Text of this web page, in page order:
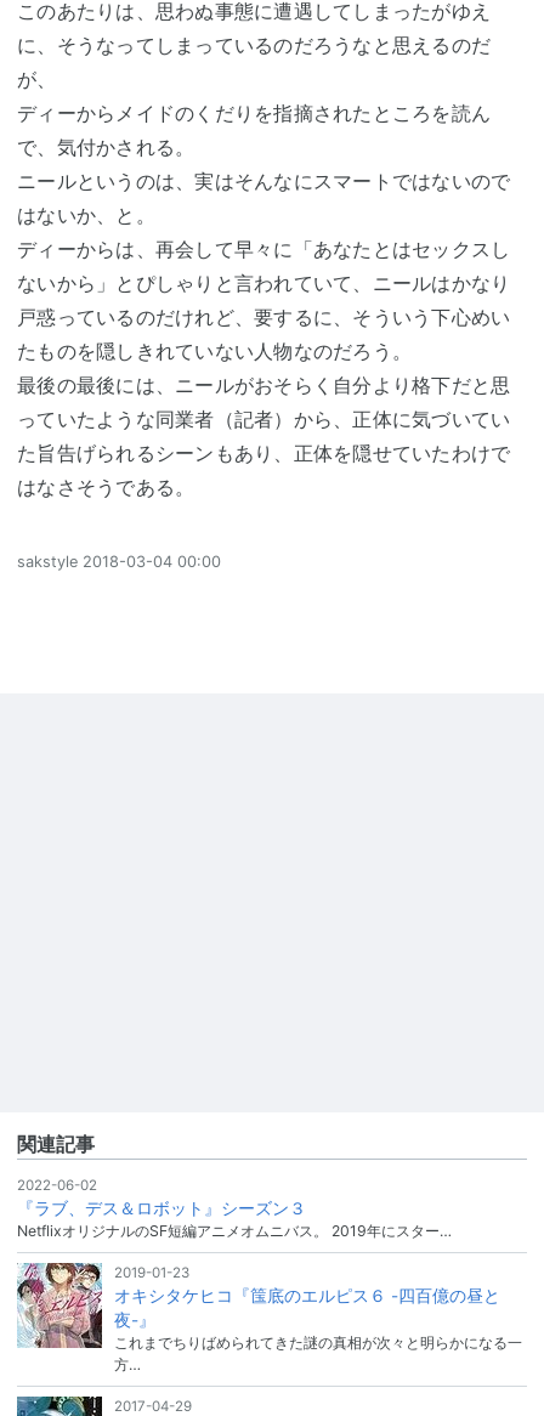
このあたりは、思わぬ事態に遭遇してしまったがゆえ
に、そうなってしまっているのだろうなと思えるのだ
が、
ディーからメイドのくだりを指摘されたところを読ん
で、気付かされる。
ニールというのは、実はそんなにスマートではないので
はないか、と。
ディーからは、再会して早々に「あなたとはセックスし
ないから」とぴしゃりと言われていて、ニールはかなり
戸惑っているのだけれど、要するに、そういう下心めい
たものを隠しきれていない人物なのだろう。
最後の最後には、ニールがおそらく自分より格下だと思
っていたような同業者（記者）から、正体に気づいてい
た旨告げられるシーンもあり、正体を隠せていたわけで
はなさそうである。
sakstyle 2018-03-04 00:00
関連記事
2022-06-02
『ラブ、デス＆ロボット』シーズン３
NetflixオリジナルのSF短編アニメオムニバス。 2019年にスター…
2019-01-23
オキシタケヒコ『筺底のエルピス６ -四百億の昼と
夜-』
これまでちりばめられてきた謎の真相が次々と明らかになる一
方…
2017-04-29